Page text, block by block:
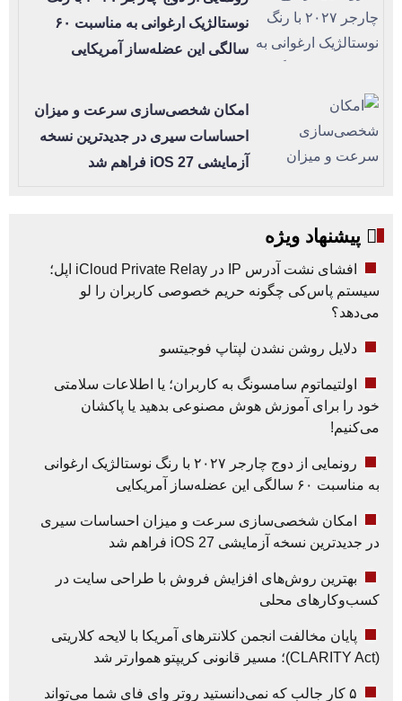
نوستالژیک ارغوانی به مناسبت ۶۰
سالگی این عضله‌ساز آمریکایی
امکان شخصی‌سازی سرعت و میزان
احساسات سیری در جدیدترین نسخه
آزمایشی iOS 27 فراهم شد
پیشنهاد ویژه
افشای نشت آدرس IP در iCloud Private Relay اپل؛
سیستم پاس‌کی چگونه حریم خصوصی کاربران را لو
می‌دهد؟
دلایل روشن نشدن لپتاپ فوجیتسو
اولتیماتوم سامسونگ به کاربران؛ یا اطلاعات سلامتی
خود را برای آموزش هوش مصنوعی بدهید یا پاکشان
می‌کنیم!
رونمایی از دوج چارجر ۲۰۲۷ با رنگ نوستالژیک ارغوانی
به مناسبت ۶۰ سالگی این عضله‌ساز آمریکایی
امکان شخصی‌سازی سرعت و میزان احساسات سیری
در جدیدترین نسخه آزمایشی iOS 27 فراهم شد
بهترین روش‌های افزایش فروش با طراحی سایت در
کسب‌وکارهای محلی
پایان مخالفت انجمن کلانترهای آمریکا با لایحه کلاریتی
(CLARITY Act)؛ مسیر قانونی کریپتو هموارتر شد
۵ کار جالب که نمی‌دانستید روتر وای فای شما می‌تواند